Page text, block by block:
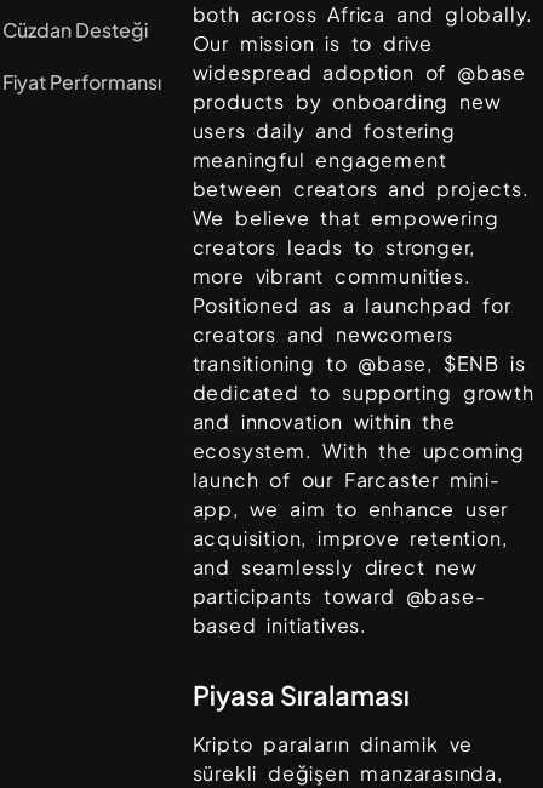
Cüzdan Desteği
Fiyat Performansı
both across Africa and globally.
Our mission is to drive
widespread adoption of @base
products by onboarding new
users daily and fostering
meaningful engagement
between creators and projects.
We believe that empowering
creators leads to stronger,
more vibrant communities.
Positioned as a launchpad for
creators and newcomers
transitioning to @base, $ENB is
dedicated to supporting growth
and innovation within the
ecosystem. With the upcoming
launch of our Farcaster mini-
app, we aim to enhance user
acquisition, improve retention,
and seamlessly direct new
participants toward @base-
based initiatives.
Piyasa Sıralaması
Kripto paraların dinamik ve
sürekli değişen manzarasında,